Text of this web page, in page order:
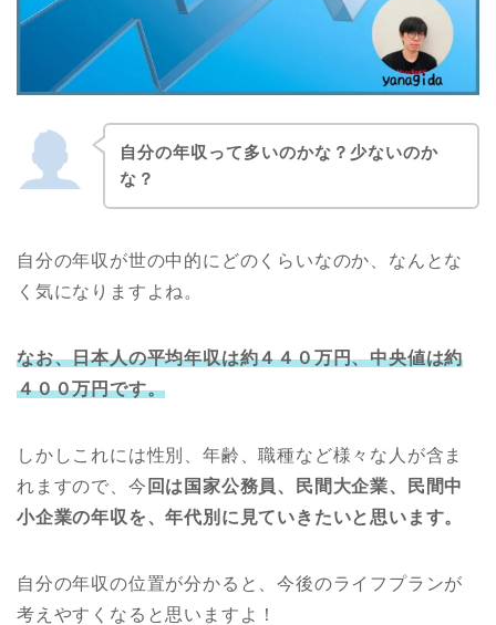
自分の年収って多いのかな？少ないのか
な？
自分の年収が世の中的にどのくらいなのか、なんとな
く気になりますよね。
なお、日本人の平均年収は約４４０万円、中央値は約
４００万円です。
しかしこれには性別、年齢、職種など様々な人が含ま
れますので、今 回は国家公務員、民間大企業、民間中
小企業の年収を、年代別に見ていきたいと思います。
自分の年収の位置が分かると、今後のライフプランが
考えやすくなると思いますよ！